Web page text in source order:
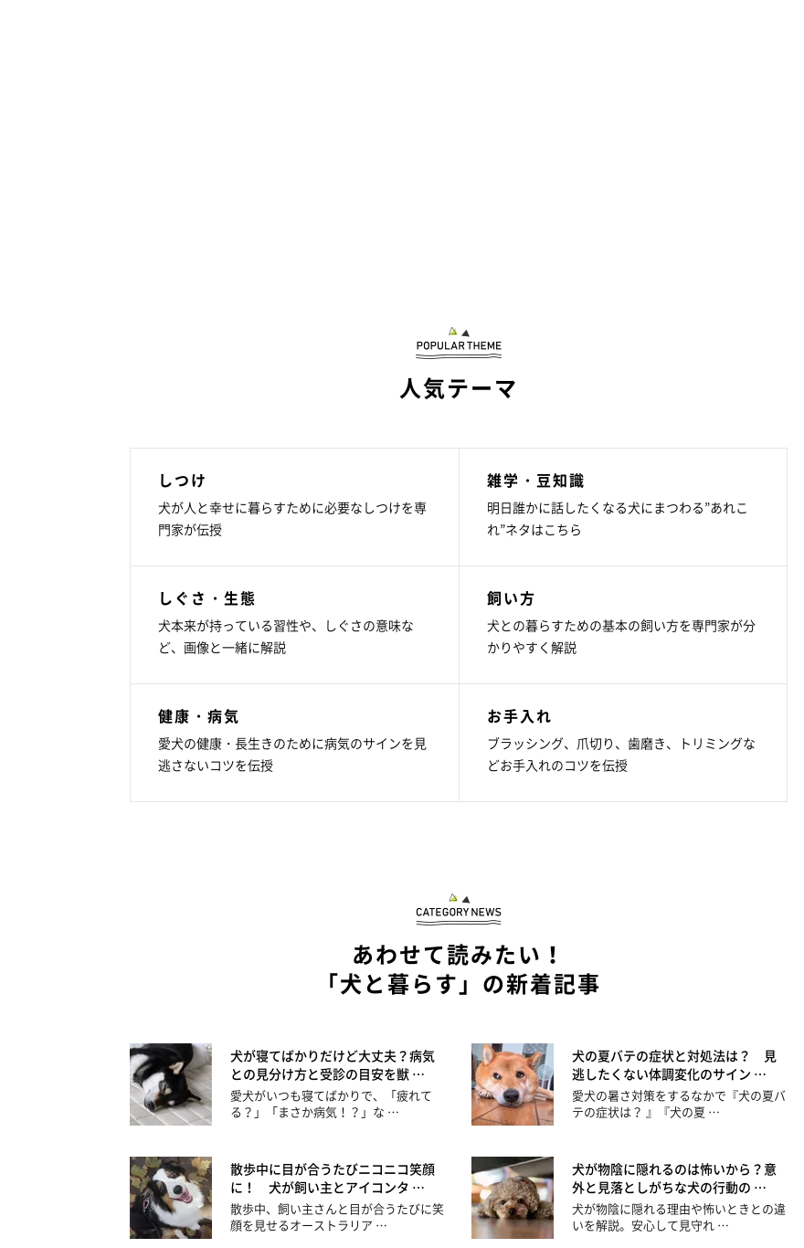
人気テーマ
しつけ
犬が人と幸せに暮らすために必要なしつけを専
門家が伝授
雑学・豆知識
明日誰かに話したくなる犬にまつわる”あれこ
れ”ネタはこちら
しぐさ・生態
犬本来が持っている習性や、しぐさの意味な
ど、画像と一緒に解説
飼い方
犬との暮らすための基本の飼い方を専門家が分
かりやすく解説
健康・病気
愛犬の健康・長生きのために病気のサインを見
逃さないコツを伝授
お手入れ
ブラッシング、爪切り、歯磨き、トリミングな
どお手入れのコツを伝授
あわせて読みたい！
「犬と暮らす」の新着記事
犬が寝てばかりだけど大丈夫？病気
との見分け方と受診の目安を獣 …
愛犬がいつも寝てばかりで、「疲れて
る？」「まさか病気！？」な …
犬の夏バテの症状と対処法は？ 見
逃したくない体調変化のサイン …
愛犬の暑さ対策をするなかで『犬の夏バ
テの症状は？ 』『犬の夏 …
散歩中に目が合うたびニコニコ笑顔
に！ 犬が飼い主とアイコンタ …
散歩中、飼い主さんと目が合うたびに笑
顔を見せるオーストラリア …
犬が物陰に隠れるのは怖いから？意
外と見落としがちな犬の行動の …
犬が物陰に隠れる理由や怖いときとの違
いを解説。安心して見守れ …